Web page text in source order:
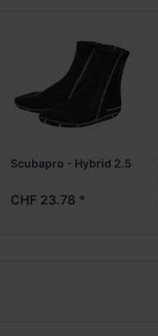
Scubapro - Hybrid 2.5
CHF 23.78 *